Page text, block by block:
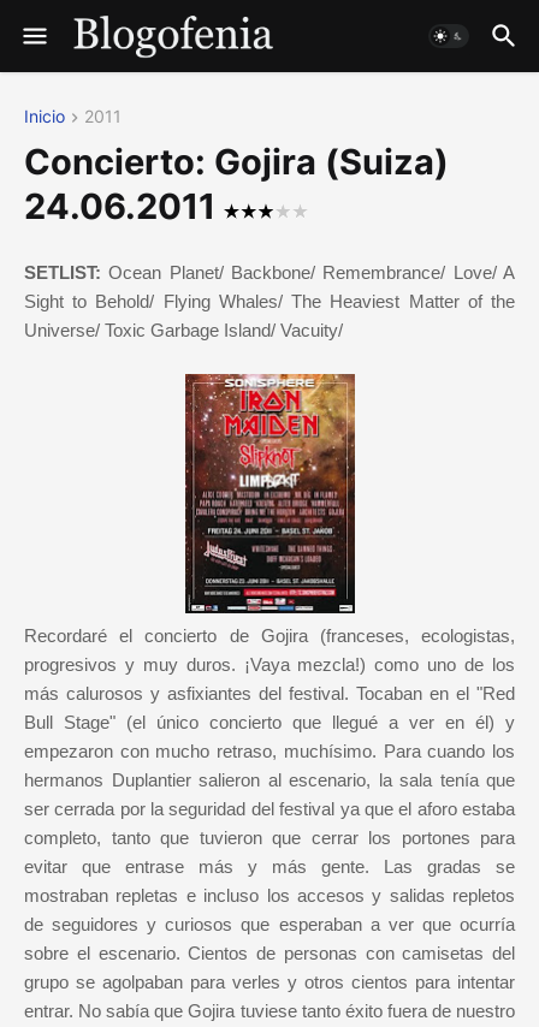
Inicio 2011
Concierto: Gojira (Suiza)
24.06.2011
SETLIST:Ocean Planet/ Backbone/ Remembrance/ Love/ A
Sight to Behold/ Flying Whales/ The Heaviest Matter of the
Universe/ Toxic Garbage Island/ Vacuity/
Recordaré el concierto de Gojira (franceses, ecologistas,
progresivos y muy duros. ¡Vaya mezcla!) como uno de los
más calurosos y asfixiantes del festival. Tocaban en el "Red
Bull Stage" (el único concierto que llegué a ver en él) y
empezaron con mucho retraso, muchísimo. Para cuando los
hermanos Duplantier salieron al escenario, la sala tenía que
ser cerrada por la seguridad del festival ya que el aforo estaba
completo, tanto que tuvieron que cerrar los portones para
evitar que entrase más y más gente. Las gradas se
mostraban repletas e incluso los accesos y salidas repletos
de seguidores y curiosos que esperaban a ver que ocurría
sobre el escenario. Cientos de personas con camisetas del
grupo se agolpaban para verles y otros cientos para intentar
entrar. No sabía que Gojira tuviese tanto éxito fuera de nuestro